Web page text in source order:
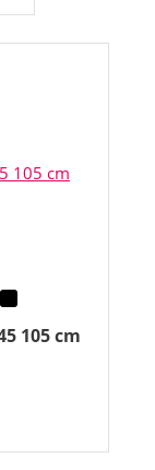
105 cm